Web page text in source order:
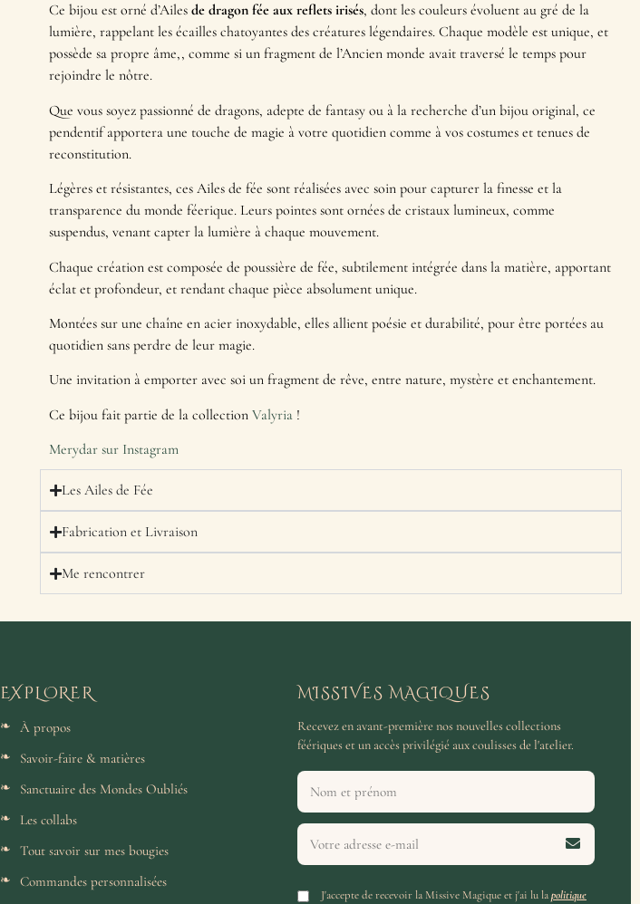
Ce bijou est orné d’Ailes de dragon fée aux reflets irisés, dont les couleurs évoluent au gré de la
lumière, rappelant les écailles chatoyantes des créatures légendaires. Chaque modèle est unique, et
possède sa propre âme,, comme si un fragment de l’Ancien monde avait traversé le temps pour
rejoindre le nôtre.
Que vous soyez passionné de dragons, adepte de fantasy ou à la recherche d’un bijou original, ce
pendentif apportera une touche de magie à votre quotidien comme à vos costumes et tenues de
reconstitution.
Légères et résistantes, ces Ailes de fée sont réalisées avec soin pour capturer la finesse et la
transparence du monde féerique. Leurs pointes sont ornées de cristaux lumineux, comme
suspendus, venant capter la lumière à chaque mouvement.
Chaque création est composée de poussière de fée, subtilement intégrée dans la matière, apportant
éclat et profondeur, et rendant chaque pièce absolument unique.
Montées sur une chaîne en acier inoxydable, elles allient poésie et durabilité, pour être portées au
quotidien sans perdre de leur magie.
Une invitation à emporter avec soi un fragment de rêve, entre nature, mystère et enchantement.
Ce bijou fait partie de la collection Valyria !
Merydar sur Instagram
Les Ailes de Fée
Fabrication et Livraison
Me rencontrer
EXPLORER
À propos
Savoir-faire & matières
Sanctuaire des Mondes Oubliés
Les collabs
Tout savoir sur mes bougies
Commandes personnalisées
MISSIVES MAGIQUES
Recevez en avant-première nos nouvelles collections
féériques et un accès privilégié aux coulisses de l'atelier.
J'accepte de recevoir la Missive Magique et j'ai lu lapolitique